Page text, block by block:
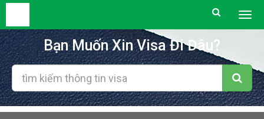
Bạn Muốn Xin Visa Đi Đâu?